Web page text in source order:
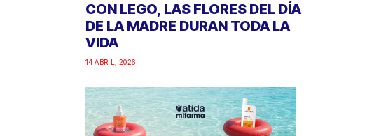
CON LEGO, LAS FLORES DEL DÍA
DE LA MADRE DURAN TODA LA
VIDA
14 ABRIL, 2026